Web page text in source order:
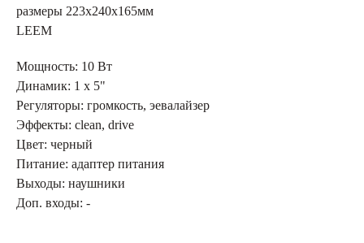
размеры 223х240х165мм
LEEM
Мощность: 10 Вт
Динамик: 1 x 5"
Регуляторы: громкость, эевалайзер
Эффекты: clean, drive
Цвет: черный
Питание: адаптер питания
Выходы: наушники
Доп. входы: -